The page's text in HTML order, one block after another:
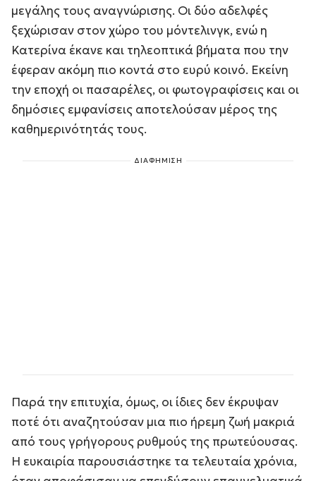
μεγάλης τους αναγνώρισης. Οι δύο αδελφές
ξεχώρισαν στον χώρο του μόντελινγκ, ενώ η
Κατερίνα έκανε και τηλεοπτικά βήματα που την
έφεραν ακόμη πιο κοντά στο ευρύ κοινό. Εκείνη
την εποχή οι πασαρέλες, οι φωτογραφίσεις και οι
δημόσιες εμφανίσεις αποτελούσαν μέρος της
καθημερινότητάς τους.
ΔΙΑΦΗΜΙΣΗ
Παρά την επιτυχία, όμως, οι ίδιες δεν έκρυψαν
ποτέ ότι αναζητούσαν μια πιο ήρεμη ζωή μακριά
από τους γρήγορους ρυθμούς της πρωτεύουσας.
Η ευκαιρία παρουσιάστηκε τα τελευταία χρόνια,